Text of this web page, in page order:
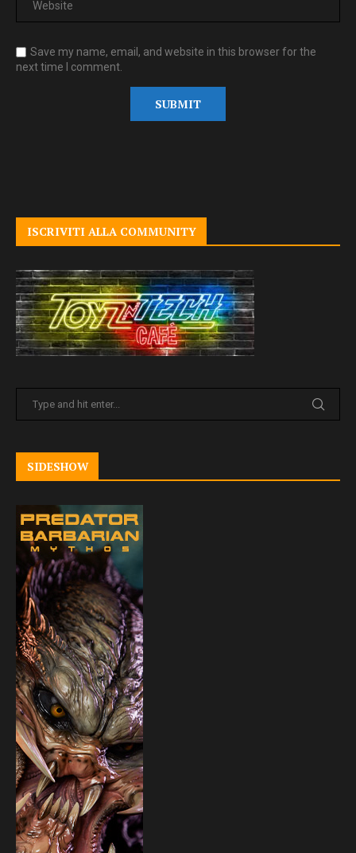
Save my name, email, and website in this browser for the
next time I comment.
ISCRIVITI ALLA COMMUNITY
SIDESHOW